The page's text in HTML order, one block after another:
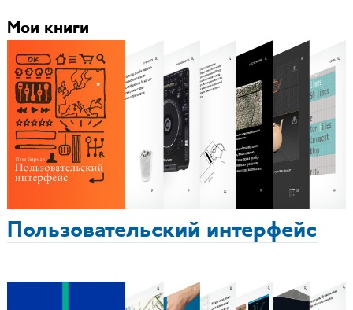
Мои книги
Пользовательский интерфейс